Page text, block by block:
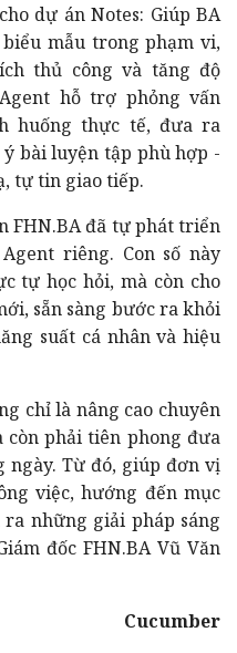
dự án Notes: Giúp BA
mẫu trong phạm vi,
thủ công và tăng độ
hỗ trợ phỏng vấn
huống thực tế, đưa ra
bài luyện tập phù hợp -
tự tin giao tiếp.
FHN.BA đã tự phát triển
riêng. Con số này
tự học hỏi, mà còn cho
sẵn sàng bước ra khỏi
suất cá nhân và hiệu
chỉ là nâng cao chuyên
còn phải tiên phong đưa
ngày. Từ đó, giúp đơn vị
việc, hướng đến mục
những giải pháp sáng
đốc FHN.BA Vũ Văn
Cucumber